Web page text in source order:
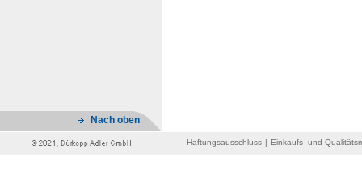
Nach oben
Haftungsausschluss | Einkaufs- und